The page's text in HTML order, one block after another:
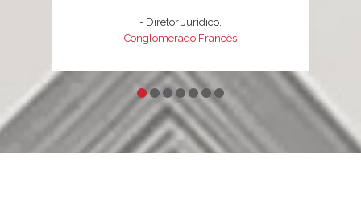
- Diretor Jurídico,
Conglomerado Francês